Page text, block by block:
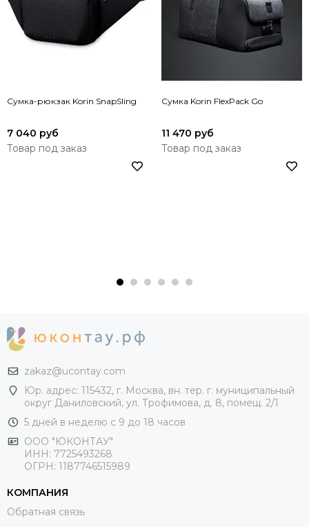
Сумка-рюкзак Korin SnapSling
7 040 руб
Товар под заказ
Сумка Korin FlexPack Go
11 470 руб
Товар под заказ
zakaz@ucontay.com
Юр. адрес: 115432, г. Москва, вн. тер. г. муниципальный
округ Даниловский, ул. Трофимова, д. 8, помещ. 2/1
5 дней в неделю с 9 до 18 часов
ООО "ЮКОНТАУ"
ИНН: 7725493268
ОГРН: 1187746515989
КОМПАНИЯ
Обратная связь